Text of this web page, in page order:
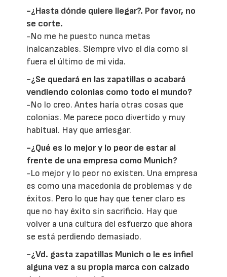
-¿Hasta dónde quiere llegar?. Por favor, no
se corte.
-No me he puesto nunca metas
inalcanzables. Siempre vivo el día como si
fuera el último de mi vida.
-¿Se quedará en las zapatillas o acabará
vendiendo colonias como todo el mundo?
-No lo creo. Antes haría otras cosas que
colonias. Me parece poco divertido y muy
habitual. Hay que arriesgar.
-¿Qué es lo mejor y lo peor de estar al
frente de una empresa como Munich?
-Lo mejor y lo peor no existen. Una empresa
es como una macedonia de problemas y de
éxitos. Pero lo que hay que tener claro es
que no hay éxito sin sacrificio. Hay que
volver a una cultura del esfuerzo que ahora
se está perdiendo demasiado.
-¿Vd. gasta zapatillas Munich o le es infiel
alguna vez a su propia marca con calzado